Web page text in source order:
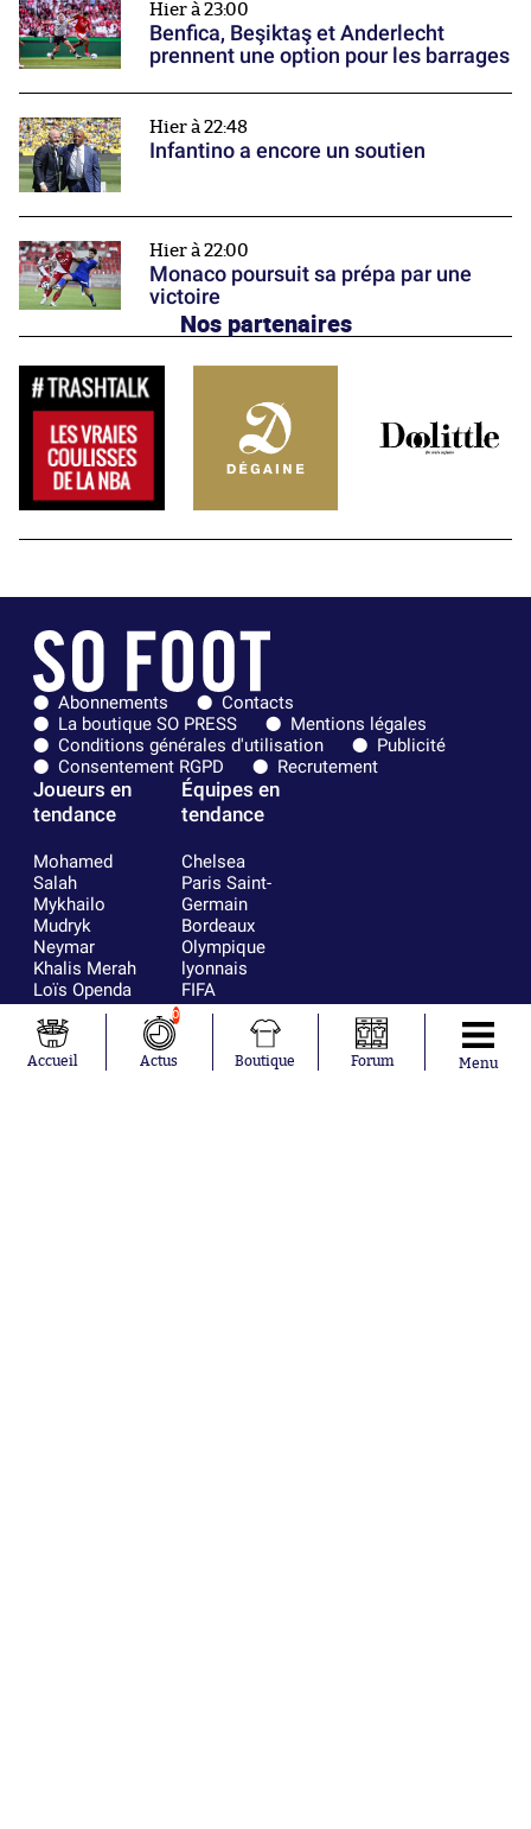
Hier à 23:00
Benfica, Beşiktaş et Anderlecht
prennent une option pour les barrages
Hier à 22:48
Infantino a encore un soutien
Hier à 22:00
Monaco poursuit sa prépa par une
victoire
Nos partenaires
Abonnements
Contacts
La boutique SO PRESS
Mentions légales
Conditions générales d'utilisation
Publicité
Consentement RGPD
Recrutement
Joueurs en
tendance
Mohamed
Salah
Mykhailo
Mudryk
Neymar
Khalis Merah
Loïs Openda
Moussa
Niakhaté
Nicolás
Tagliafico
Équipes en
tendance
Chelsea
Paris Saint-
Germain
Bordeaux
Olympique
lyonnais
FIFA
Real Madrid
RC Strasbourg
AC Milan
France
Accueil
0
Actus Boutique Forum Menu